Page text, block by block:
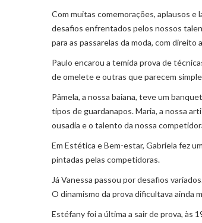
Com muitas comemorações, aplausos e
desafios enfrentados pelos nossos
para as passarelas da moda, com
Paulo encarou a temida prova de
de omelete e outras que parecem
Pâmela, a nossa baiana, teve um
tipos de guardanapos. Maria, a nossa
ousadia e o talento da nossa
Em Estética e Bem-estar, Gabriela fez
pintadas pelas competidoras.
Já Vanessa passou por desafios
O dinamismo da prova dificultava ainda
Estéfany foi a última a sair de prova, às